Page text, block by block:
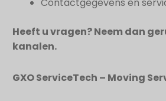
Heeft u vragen? Neem dan
kanalen.
GXO ServiceTech – Moving